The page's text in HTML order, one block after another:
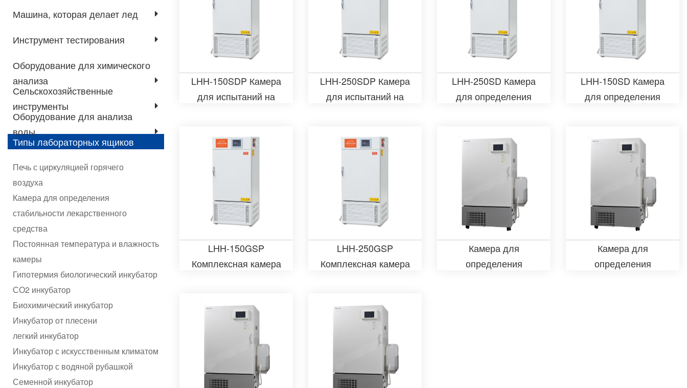
Машина, которая делает лед
Инструмент тестирования
Оборудование для химического
анализа
Сельскохозяйственные
инструменты
Оборудование для анализа
воды
Типы лабораторных ящиков
Печь с циркуляцией горячего
воздуха
Камера для определения
стабильности лекарственного
средства
Постоянная температура и влажность
камеры
Гипотермия биологический инкубатор
СО2 инкубатор
Биохимический инкубатор
Инкубатор от плесени
легкий инкубатор
Инкубатор с искусственным климатом
Инкубатор с водяной рубашкой
Семенной инкубатор
LHH-150SDP Камера
для испытаний на
средств
LHH-250SDP Камера
для испытаний на
средств
LHH-250SD Камера
для определения
средства
LHH-150SD Камера
для определения
средства
LHH-150GSP
Комплексная камера
устойчивости
LHH-250GSP
Комплексная камера
лекарственного
средства
Камера для
определения
Камера для
определения